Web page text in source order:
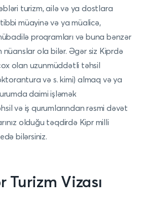
turizm, ailə və ya dostlara
müayinə və ya müalicə,
proqramları və buna bənzər
ola bilər. Əgər siz Kiprdə
olan uzunmüddətli təhsil
və s. kimi) almaq və ya
daimi işləmək
və iş qurumlarından rəsmi dəvət
olduğu təqdirdə Kipr milli
bilərsiniz.
Turizm Vizası